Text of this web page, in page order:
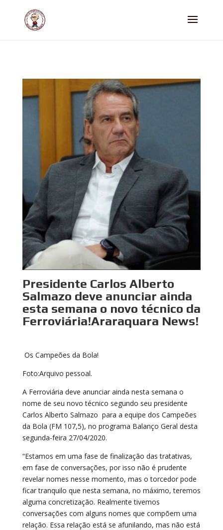
Presidente Carlos Alberto
Salmazo deve anunciar ainda
esta semana o novo técnico da
Ferroviária!Araraquara News!
Os Campeões da Bola!
Foto:Arquivo pessoal.
A Ferroviária deve anunciar ainda nesta semana o
nome de seu novo técnico segundo seu presidente
Carlos Alberto Salmazo para a equipe dos Campeões
da Bola (FM 107,5), no programa Balanço Geral desta
segunda-feira 27/04/2020.
“Estamos em uma fase de finalização das tratativas,
em fase de conversações, por isso não é prudente
revelar nomes nesse momento, mas o torcedor pode
ficar tranquilo que nesta semana, no máximo, teremos
alguma concretização. Realmente tivemos
conversações com alguns nomes que compõem uma
relação. Essa relação está se afunilando, mas não está